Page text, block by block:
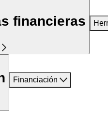
financieras
Financiación